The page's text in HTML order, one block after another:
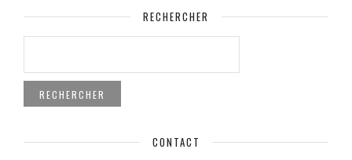
RECHERCHER
CONTACT